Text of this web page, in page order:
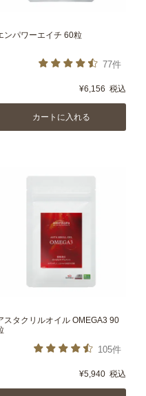
ンパワーエイチ 60粒
77件
¥6,156 税込
カートに入れる
スタクリルオイル OMEGA3 90
105件
¥5,940 税込